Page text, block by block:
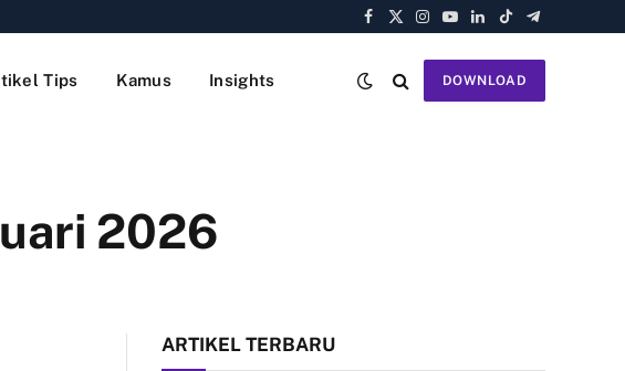
Facebook
X
Instagram
YouTube
LinkedIn
TikTokTelegram
Tips Kamus Insights DOWNLOAD
2026
ARTIKEL TERBARU